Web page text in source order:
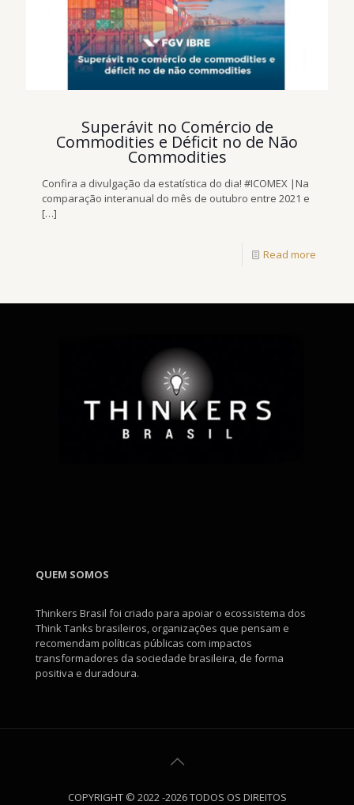
Superávit no Comércio de
Commodities e Déficit no de Não
Commodities
Confira a divulgação da estatística do dia! #ICOMEX |Na
comparação interanual do mês de outubro entre 2021 e
[…]
Read more
QUEM SOMOS
Thinkers Brasil foi criado para apoiar o ecossistema dos
Think Tanks brasileiros, organizações que pensam e
recomendam políticas públicas com impactos
transformadores da sociedade brasileira, de forma
positiva e duradoura.
COPYRIGHT © 2022 -2026 TODOS OS DIREITOS